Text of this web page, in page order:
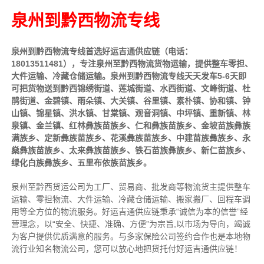
泉州到黔西物流专线
泉州到黔西物流专线首选好运吉通供应链（电话：
18013511481），专注泉州至黔西物流货物运输，提供整车零担、
大件运输、冷藏仓储运输。泉州到黔西物流专线天天发车5-6天即
可把货物送到黔西锦绣街道、莲城街道、水西街道、文峰街道、杜
鹃街道、金碧镇、雨朵镇、大关镇、谷里镇、素朴镇、协和镇、钟
山镇、锦星镇、洪水镇、甘棠镇、观音洞镇、中坪镇、重新镇、林
泉镇、金兰镇、红林彝族苗族乡、仁和彝族苗族乡、金坡苗族彝族
满族乡、定新彝族苗族乡、花溪彝族苗族乡、中建苗族彝族乡、永
燊彝族苗族乡、太来彝族苗族乡、铁石苗族彝族乡、新仁苗族乡、
绿化白族彝族乡、五里布依族苗族乡。
泉州至黔西货运公司为工厂、贸易商、批发商等物流货主提供整车
运输、零担物流、大件运输、冷藏仓储运输、搬家搬厂、回程车调
用等全方位的物流服务。好运吉通供应链秉承“诚信为本的信誉”经
营理念，以“安全、快捷、准确、方便”为宗旨,以市场为导向，竭诚
为客户提供优质满意的服务。 与多家保险公司签约合作也是本地物
流行业知名物流公司，您可以放心地把货托付好运吉通供应链！